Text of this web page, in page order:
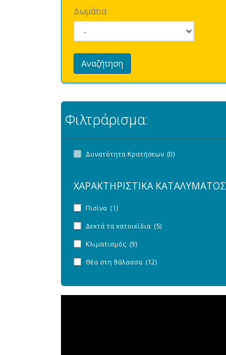
Δωμάτια
Αναζήτηση
Φιλτράρισμα:
Δυνατότητα Κρατήσεων (0)
ΧΑΡΑΚΤΗΡΙΣΤΙΚΑ ΚΑΤΑΛΥΜΑΤΟΣ
Πισίνα (1)
Δεκτά τα κατοικίδια (5)
Κλιματισμός (9)
Θέα στη θάλασσα (12)